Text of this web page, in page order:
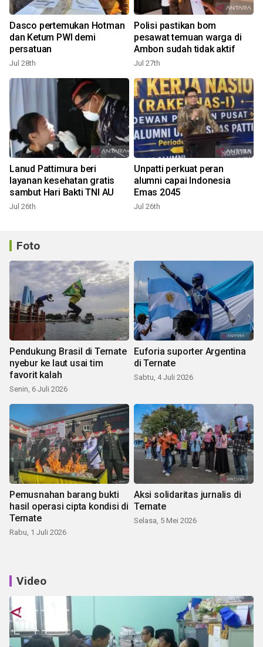
Dasco pertemukan Hotman
dan Ketum PWI demi
persatuan
Jul 28th
Polisi pastikan bom
pesawat temuan warga di
Ambon sudah tidak aktif
Jul 27th
Lanud Pattimura beri
layanan kesehatan gratis
sambut Hari Bakti TNI AU
Jul 26th
Unpatti perkuat peran
alumni capai Indonesia
Emas 2045
Jul 26th
Foto
Pendukung Brasil di Ternate
nyebur ke laut usai tim
favorit kalah
Senin, 6 Juli 2026
Euforia suporter Argentina
di Ternate
Sabtu, 4 Juli 2026
Pemusnahan barang bukti
hasil operasi cipta kondisi di
Ternate
Rabu, 1 Juli 2026
Aksi solidaritas jurnalis di
Ternate
Selasa, 5 Mei 2026
Video